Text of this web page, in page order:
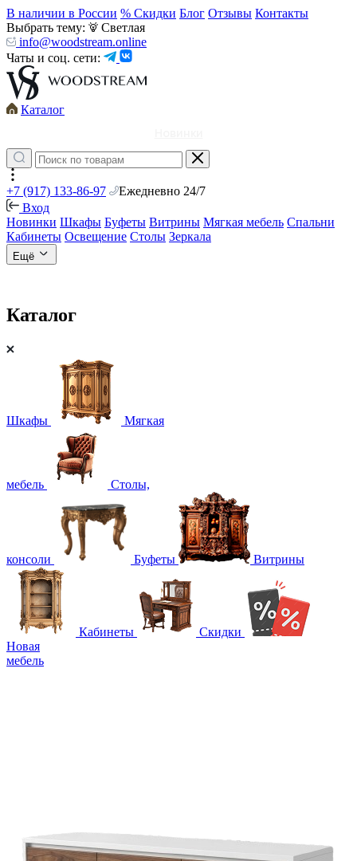
В наличии в России % Скидки Блог Отзывы Контакты
Выбрать тему:
Светлая
info@woodstream.online
Чаты и соц. сети:
Каталог
+7 (917) 133-86-97
Ежедневно 24/7
Вход
Новинки Шкафы Буфеты Витрины Мягкая мебель Спальни
Кабинеты Освещение Столы Зеркала
Ещё
Каталог
Шкафы Мягкая
мебель Столы,
консоли Буфеты Витрины
Кабинеты
Скидки
Новая
мебель